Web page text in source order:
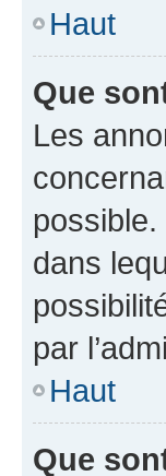
Haut
Que
Les
dans
par
Haut
Que